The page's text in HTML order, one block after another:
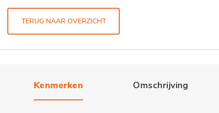
TERUG NAAR OVERZICHT
Kenmerken Omschrijving